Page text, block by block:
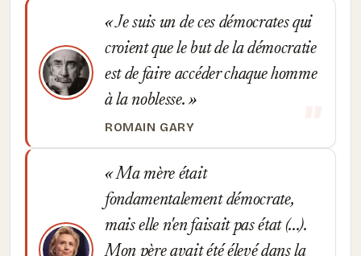
Je suis un de ces démocrates qui
croient que le but de la démocratie
est de faire accéder chaque homme
à la noblesse.
ROMAIN GARY
Ma mère était
fondamentalement démocrate,
mais elle n'en faisait pas état (...).
Mon père avait été élevé dans la